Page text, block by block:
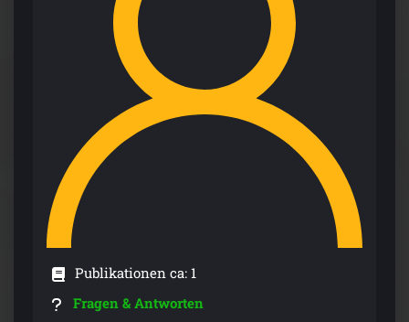
Publikationen ca: 1
Fragen & Antworten